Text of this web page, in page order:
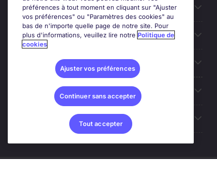
Contact
Les avis Google
Nos offres d'emploi
Sites du Groupe
préférences à tout moment en cliquant sur "Ajuster
vos préférences" ou "Paramètres des cookies" au
bas de n'importe quelle page de notre site. Pour
plus d'informations, veuillez lire notre Politique de
cookies
Ajuster vos préférences
Continuer sans accepter
Tout accepter